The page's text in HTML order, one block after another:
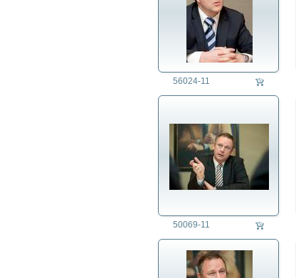
56024-11
50069-11